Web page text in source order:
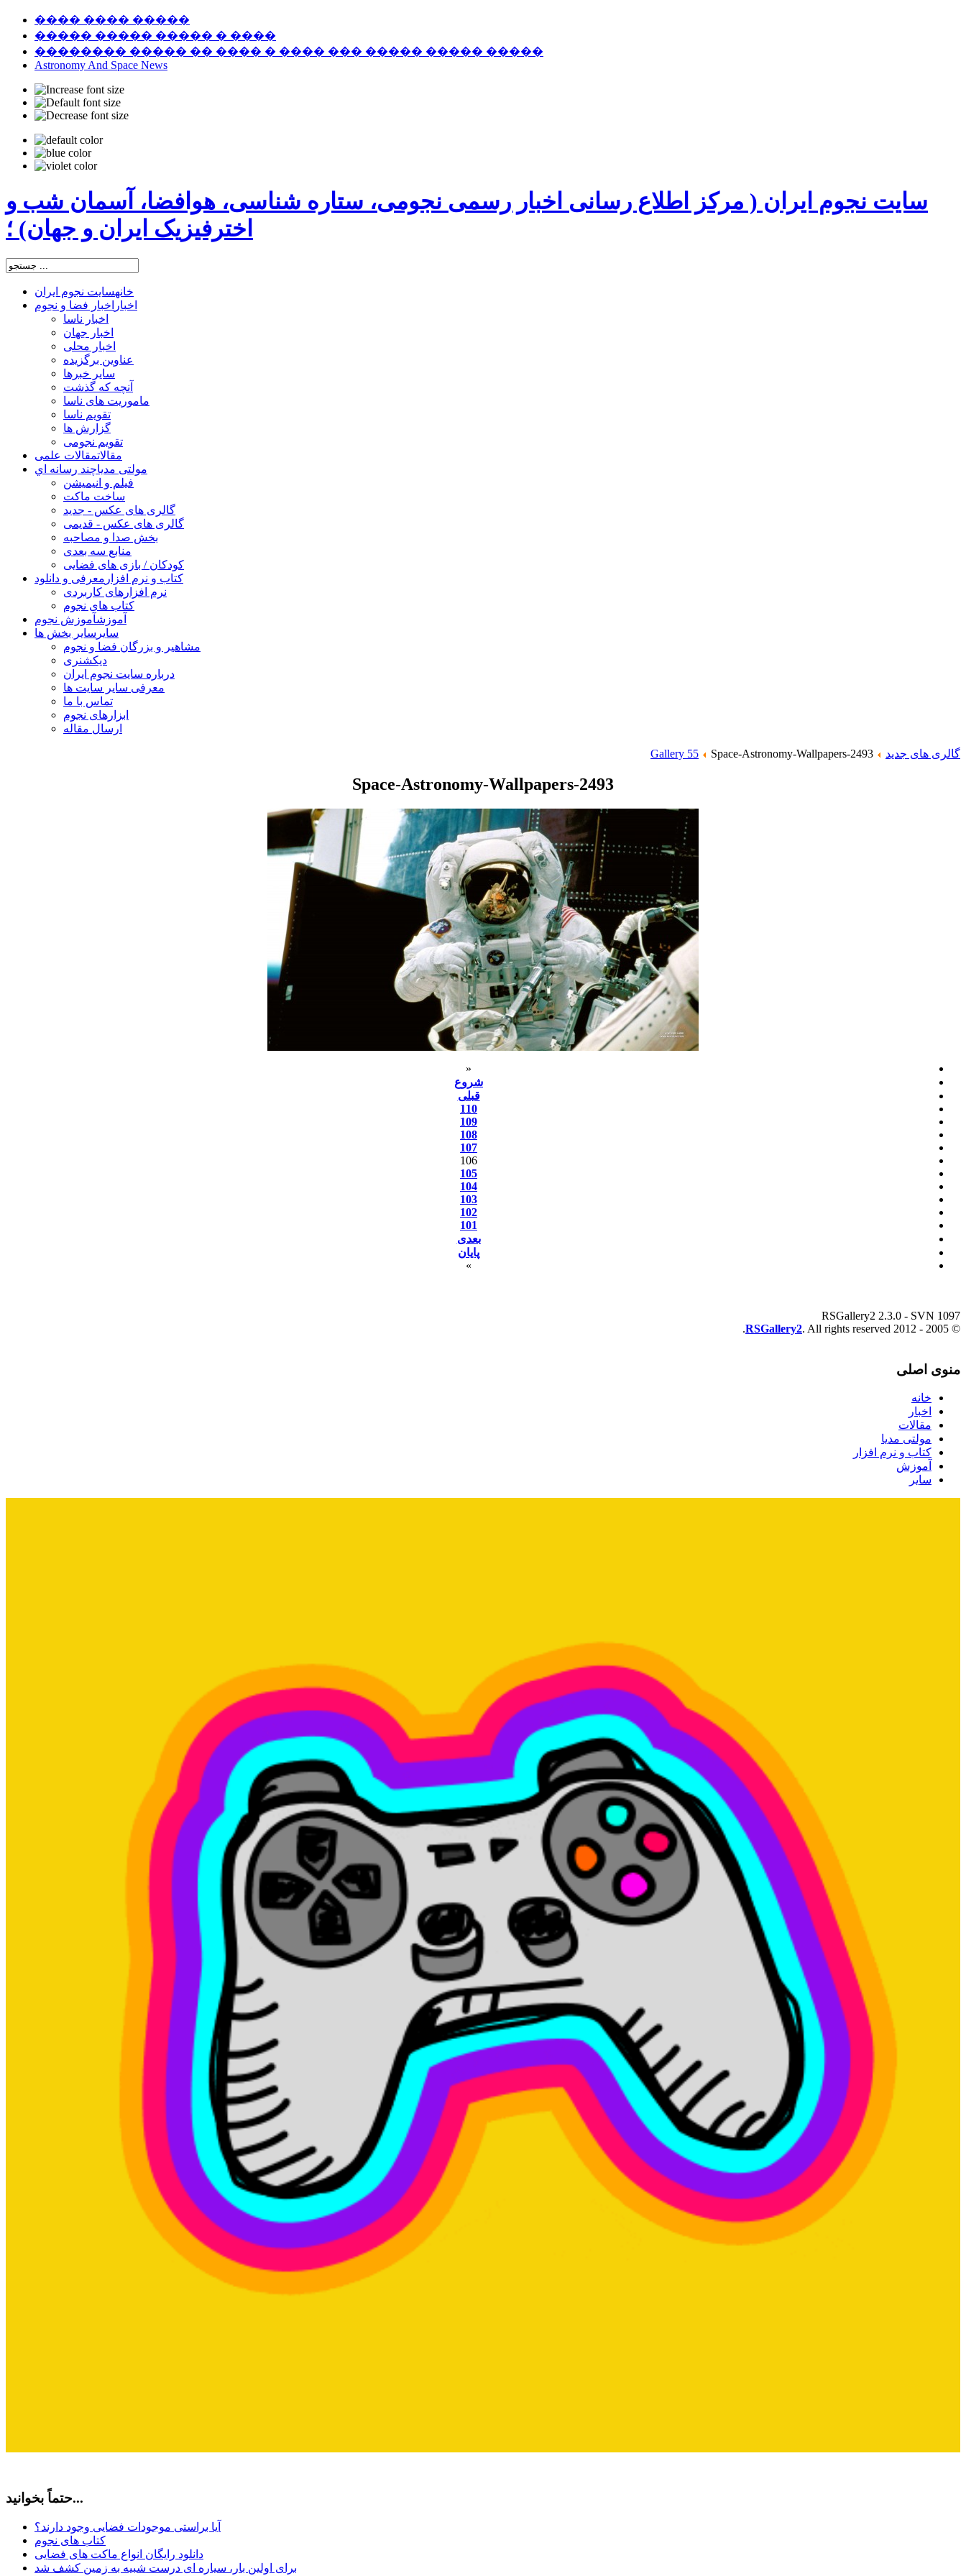
���� ���� �����
����� ����� ����� � ����
�������� ����� �� ���� � ���� ��� ����� ����� �����
Astronomy And Space News
سایت نجوم ایران ( مرکز اطلاع رسانی اخبار رسمی نجومی، ستاره شناسی، هوافضا، آسمان شب و
اخترفیزیک ایران و جهان) ؛
خانهسایت نجوم ایران
اخبار اخبار فضا و نجوم
اخبار ناسا
اخبار جهان
اخبار محلی
عناوین برگزیده
سایر خبرها
آنچه که گذشت
ماموریت های ناسا
تقویم ناسا
گزارش ها
تقویم نجومی
مقالاتمقالات علمی
مولتی مدیاچند رسانه اي
فیلم و انیمیشن
ساخت ماکت
گالری های عکس - جدید
گالری های عکس - قدیمی
بخش صدا و مصاحبه
منابع سه بعدی
کودکان / بازی های فضایی
کتاب و نرم افزار معرفی و دانلود
نرم افزارهای کاربردی
کتاب های نجوم
آموزشآموزش نجوم
سایر سایر بخش ها
مشاهیر و بزرگان فضا و نجوم
دیکشنری
درباره سایت نجوم ایران
معرفی سایر سایت ها
تماس با ما
ابزارهای نجوم
ارسال مقاله
گالری های جدید Gallery 55 Space-Astronomy-Wallpapers-2493
Space-Astronomy-Wallpapers-2493
«
شروع
قبلی
110
109
108
107
106
105
104
103
102
101
بعدی
پایان
»
RSGallery2 2.3.0 - SVN 1097
© 2005 - 2012
RSGallery2. All rights reserved.
منوی اصلی
خانه
اخبار
مقالات
مولتی مدیا
کتاب و نرم افزار
آموزش
سایر
حتماً بخوانید...
آیا براستی موجودات فضایی وجود دارند؟
کتاب های نجوم
دانلود رایگان انواع ماکت های فضایی
برای اولین بار، سیاره ای درست شبیه به زمین کشف شد